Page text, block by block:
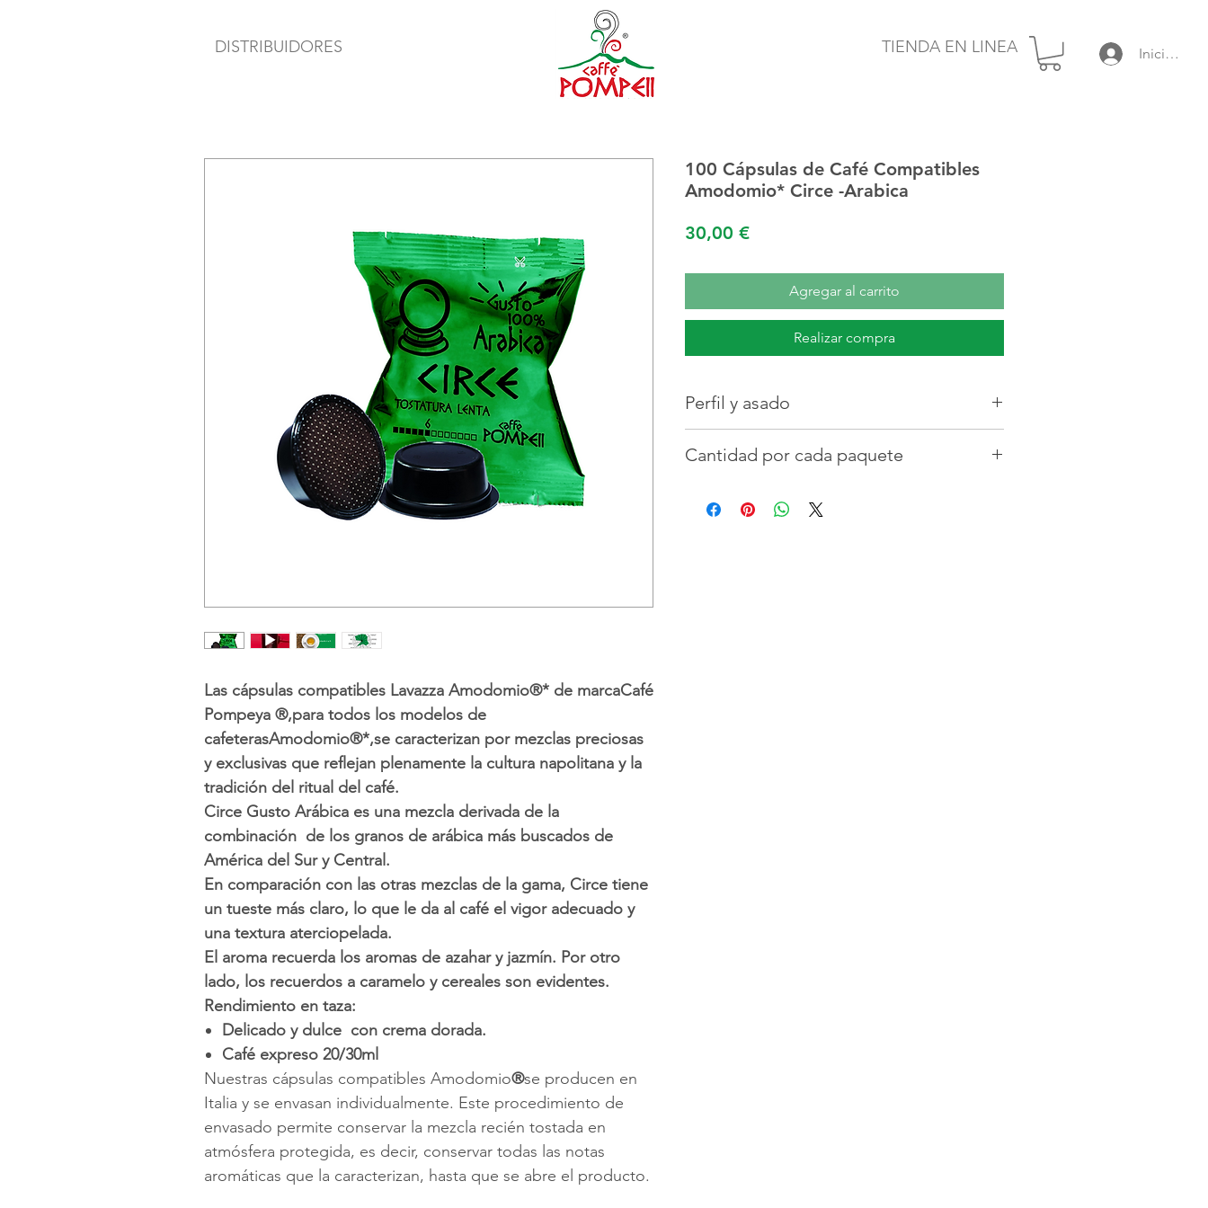
DISTRIBUIDORES Iniciar
TIENDA EN LINEA
Las cápsulas compatibles Lavazza Amodomio®* de marcaCafé
Pompeya ®,para todos los modelos de
cafeterasAmodomio®*,se caracterizan por mezclas preciosas
y exclusivas que reflejan plenamente la cultura napolitana y la
tradición del ritual del café.
Circe Gusto Arábica es una mezcla derivada de la
combinación de los granos de arábica más buscados de
América del Sur y Central.
En comparación con las otras mezclas de la gama, Circe tiene
un tueste más claro, lo que le da al café el vigor adecuado y
una textura aterciopelada.
El aroma recuerda los aromas de azahar y jazmín. Por otro
lado, los recuerdos a caramelo y cereales son evidentes.
Rendimiento en taza:
Delicado y dulce con crema dorada.
Café expreso 20/30ml
Nuestras cápsulas compatibles Amodomio®se producen en
Italia y se envasan individualmente. Este procedimiento de
envasado permite conservar la mezcla recién tostada en
atmósfera protegida, es decir, conservar todas las notas
aromáticas que la caracterizan, hasta que se abre el producto.
100 Cápsulas de Café Compatibles
Amodomio* Circe -Arabica
30,00 €Precio
Agregar al carrito
Realizar compra
Perfil y asado
Oler:Notas florales y afrutadas
Cantidad por cada paquete